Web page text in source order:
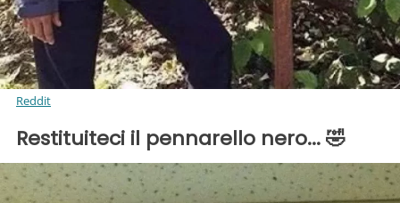
Reddit
Restituiteci il pennarello nero... 🤣